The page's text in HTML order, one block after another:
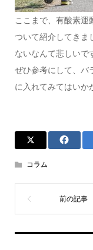
ここまで、有酸素運
ついて紹介してきま
ないなんて悲しいで
ぜひ参考にして、バ
に入れてみてはいか
コラム